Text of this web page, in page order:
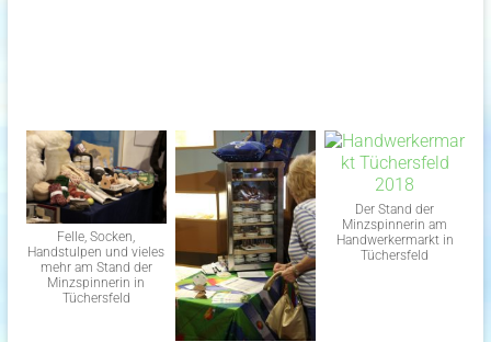
Felle, Socken,
Handstulpen und vieles
mehr am Stand der
Minzspinnerin in
Tüchersfeld
Der Stand der
Minzspinnerin am
Handwerkermarkt in
Tüchersfeld